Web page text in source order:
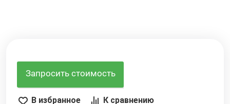
Запросить стоимость
В избранное К сравнению